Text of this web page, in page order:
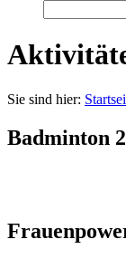
Sie sind hier:
Badminton